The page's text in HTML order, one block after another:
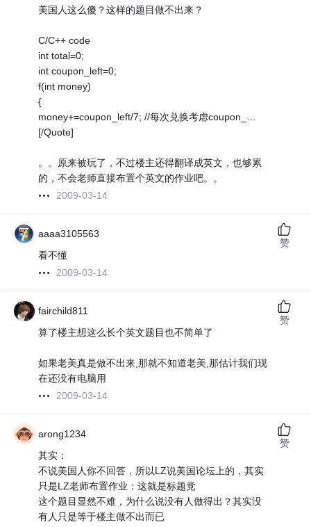
美国人这么傻？这样的题目做不出来？
C/C++ code
int total=0;
int coupon_left=0;
f(int money)
{
money+=coupon_left/7; //每次兑换考虑coupon_…
[/Quote]
。。原来被玩了，不过楼主还得翻译成英文，也够累
的，不会老师直接布置个英文的作业吧。。
2009-03-14
aaaa3105563
看不懂
2009-03-14
赞
fairchild811
算了楼主想这么长个英文题目也不简单了
如果老美真是做不出来,那就不知道老美,那估计我们现
在还没有电脑用
2009-03-14
赞
arong1234
其实：
不说美国人你不回答，所以LZ说美国论坛上的，其实
只是LZ老师布置作业：这就是标题党
这个题目显然不难，为什么说没有人做得出？其实没
有人只是等于楼主做不出而已
赞